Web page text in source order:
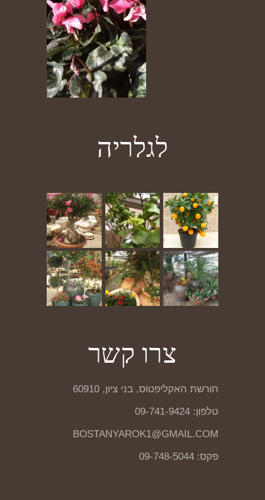
לגלריה
צרו קשר
חורשת האקליפטוס, בני ציון, 60910
טלפון: 09-741-9424
BOSTANYAROK1@GMAIL.COM
פקס: 09-748-5044